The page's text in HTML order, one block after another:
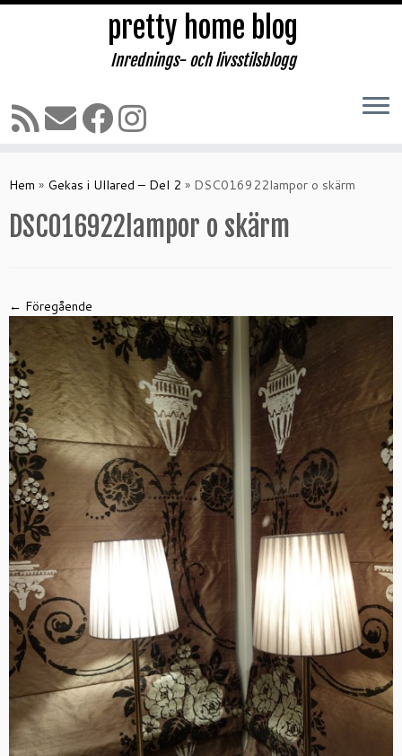
till
pretty home blog
Inrednings- och livsstilsblogg
Hem » Gekas i Ullared – Del 2 » DSC016922lampor o skärm
DSC016922lampor o skärm
← Föregående